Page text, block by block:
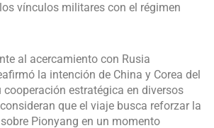
vínculos militares con el régimen
al acercamiento con Rusia
la intención de China y Corea del
cooperación estratégica en diversos
que el viaje busca reforzar la
Pionyang en un momento